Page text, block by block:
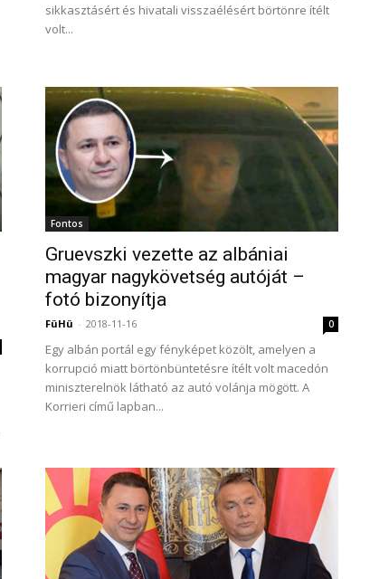
sikkasztásért és hivatali visszaélésért börtönre ítélt
volt...
Fontos
Gruevszki vezette az albániai
magyar nagykövetség autóját –
fotó bizonyítja
FüHü - 2018-11-16 0
Egy albán portál egy fényképet közölt, amelyen a
korrupció miatt börtönbüntetésre ítélt volt macedón
miniszterelnök látható az autó volánja mögött. A
Korrieri című lapban...